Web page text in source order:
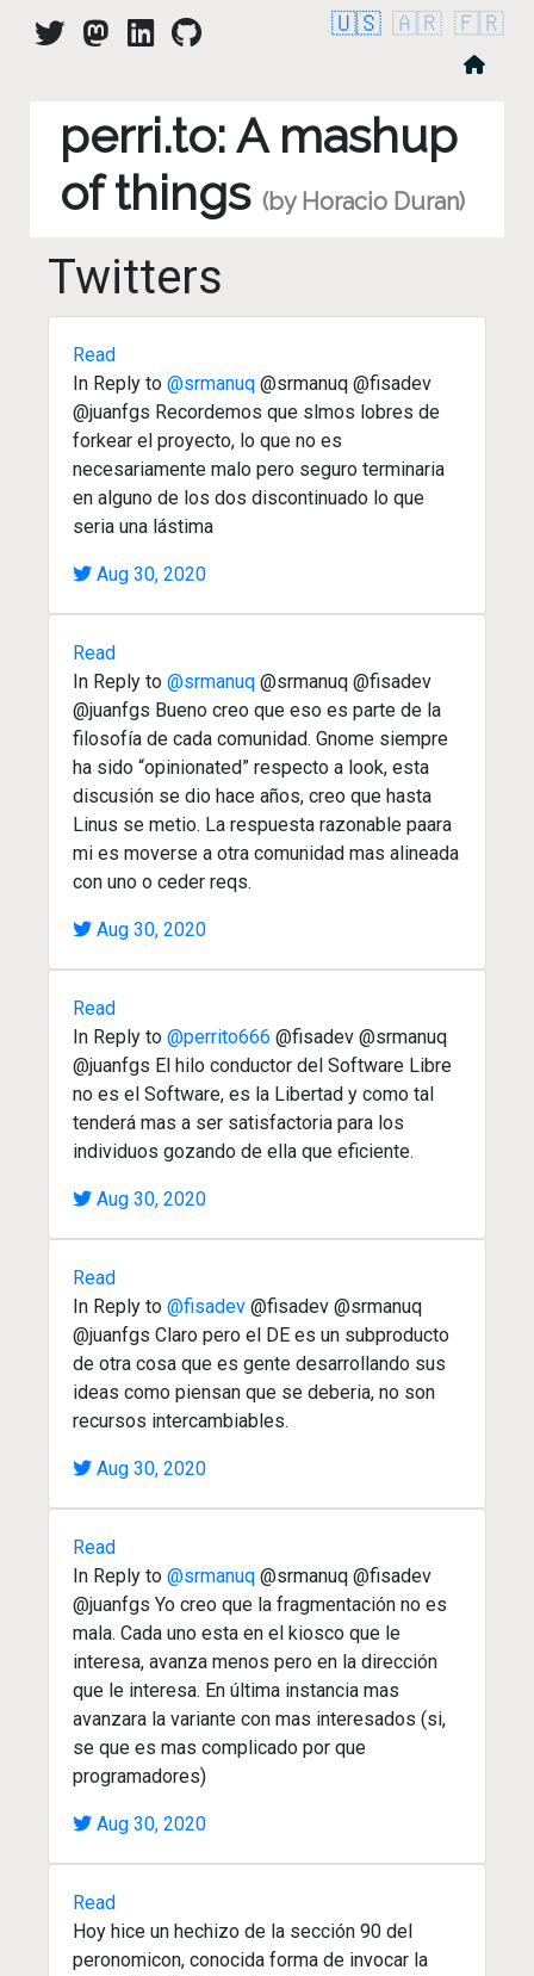
🇺🇸 🇦🇷 🇫🇷
perri.to: A mashup
of things (by Horacio Duran)
Twitters
Read
In Reply to @srmanuq @srmanuq @fisadev
@juanfgs Recordemos que slmos lobres de
forkear el proyecto, lo que no es
necesariamente malo pero seguro terminaria
en alguno de los dos discontinuado lo que
seria una lástima
Aug 30, 2020
Read
In Reply to @srmanuq @srmanuq @fisadev
@juanfgs Bueno creo que eso es parte de la
filosofía de cada comunidad. Gnome siempre
ha sido “opinionated” respecto a look, esta
discusión se dio hace años, creo que hasta
Linus se metio. La respuesta razonable paara
mi es moverse a otra comunidad mas alineada
con uno o ceder reqs.
Aug 30, 2020
Read
In Reply to @perrito666 @fisadev @srmanuq
@juanfgs El hilo conductor del Software Libre
no es el Software, es la Libertad y como tal
tenderá mas a ser satisfactoria para los
individuos gozando de ella que eficiente.
Aug 30, 2020
Read
In Reply to @fisadev @fisadev @srmanuq
@juanfgs Claro pero el DE es un subproducto
de otra cosa que es gente desarrollando sus
ideas como piensan que se deberia, no son
recursos intercambiables.
Aug 30, 2020
Read
In Reply to @srmanuq @srmanuq @fisadev
@juanfgs Yo creo que la fragmentación no es
mala. Cada uno esta en el kiosco que le
interesa, avanza menos pero en la dirección
que le interesa. En última instancia mas
avanzara la variante con mas interesados (si,
se que es mas complicado por que
programadores)
Aug 30, 2020
Read
Hoy hice un hechizo de la sección 90 del
peronomicon, conocida forma de invocar la